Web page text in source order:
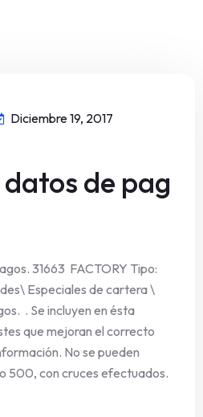
Diciembre 19, 2017
de pag
31663 FACTORY Tipo:
Especiales de cartera \
. Se incluyen en ésta
que mejoran el correcto
No se pueden
500, con cruces efectuados.